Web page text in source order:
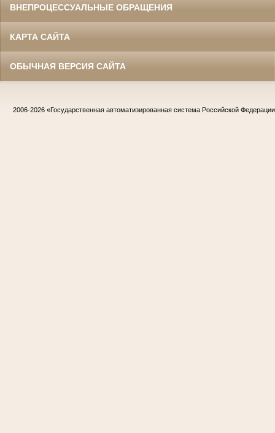
ВНЕПРОЦЕССУАЛЬНЫЕ ОБРАЩЕНИЯ
КАРТА САЙТА
ОБЫЧНАЯ ВЕРСИЯ САЙТА
2006-2026 «Государственная автоматизированная система Российской